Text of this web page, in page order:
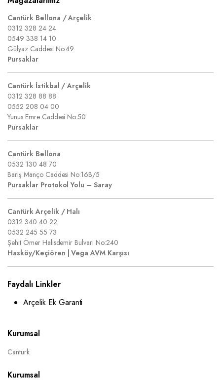
Cantürk Bellona / Arçelik
0312 328 24 24
0549 338 14 10
Gülyaz Caddesi No:49
Pursaklar
Cantürk İstikbal / Arçelik
0312 328 88 88
0552 208 04 00
Yunus Emre Caddesi No:50
Pursaklar
Cantürk Bellona
0532 130 48 70
Barış Manço Caddesi No:16B/5
Pursaklar Protokol Yolu – Saray
Cantürk Arçelik / Halı
0312 340 40 22
0532 245 55 73
Şehit Ömer Halisdemir Bulvarı No:240
Hasköy/Keçiören | Vega AVM Karşısı
Faydalı Linkler
Arçelik Ek Garanti
Kurumsal
Cantürk
Kurumsal